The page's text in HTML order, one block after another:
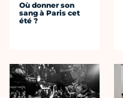
Où donner son
sang à Paris cet
été ?